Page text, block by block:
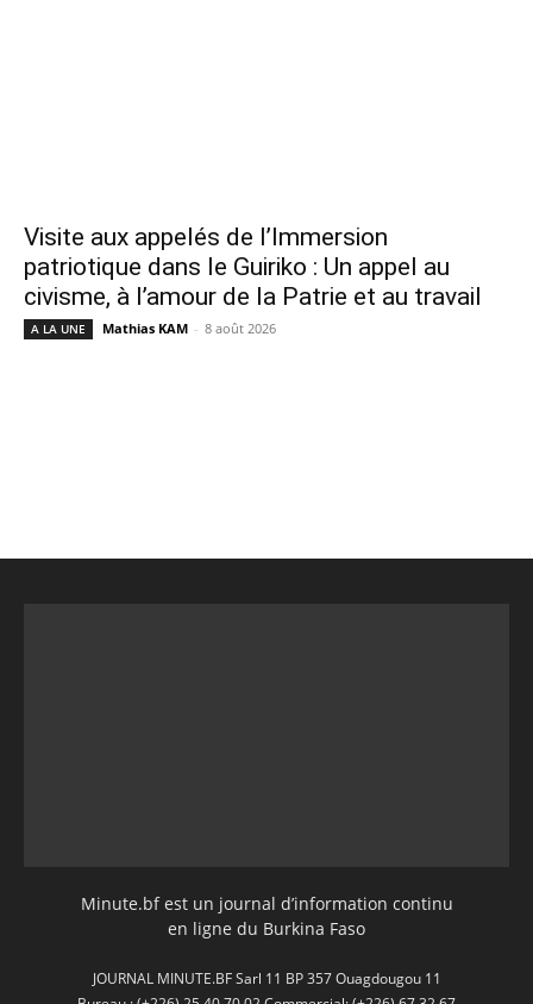
Visite aux appelés de l’Immersion
patriotique dans le Guiriko : Un appel au
civisme, à l’amour de la Patrie et au travail
A LA UNE Mathias KAM - 8 août 2026
Minute.bf est un journal d’information continu
en ligne du Burkina Faso
JOURNAL MINUTE.BF Sarl 11 BP 357 Ouagdougou 11